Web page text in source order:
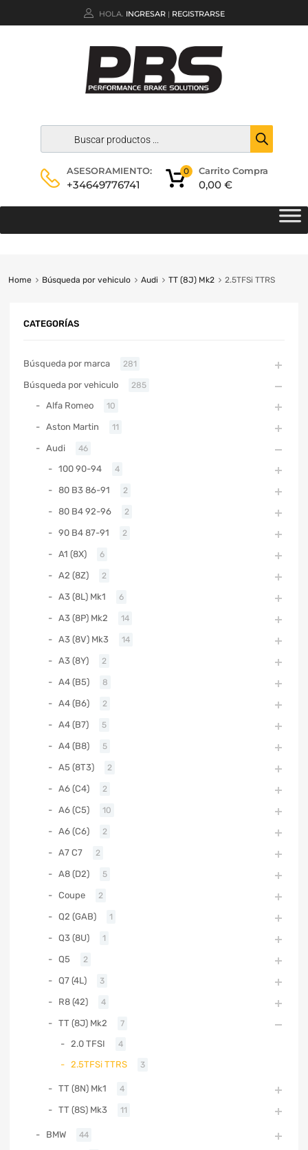
HOLA. INGRESAR | REGISTRARSE
ASESORAMIENTO:
+34649776741
Carrito Compra
0,00 €
0
Home Búsqueda por vehiculo Audi TT (8J) Mk2 2.5TFSi TTRS
CATEGORÍAS
Búsqueda por marca 281
Búsqueda por vehiculo 285
Alfa Romeo 10
Aston Martin 11
Audi 46
100 90-94 4
80 B3 86-91 2
80 B4 92-96 2
90 B4 87-91 2
A1 (8X) 6
A2 (8Z) 2
A3 (8L) Mk1 6
A3 (8P) Mk2 14
A3 (8V) Mk3 14
A3 (8Y) 2
A4 (B5) 8
A4 (B6) 2
A4 (B7) 5
A4 (B8) 5
A5 (8T3) 2
A6 (C4) 2
A6 (C5) 10
A6 (C6) 2
A7 C7 2
A8 (D2) 5
Coupe 2
Q2 (GAB) 1
Q3 (8U) 1
Q5 2
Q7 (4L) 3
R8 (42) 4
TT (8J) Mk2 7
2.0 TFSI 4
2.5TFSi TTRS 3
TT (8N) Mk1 4
TT (8S) Mk3 11
BMW 44